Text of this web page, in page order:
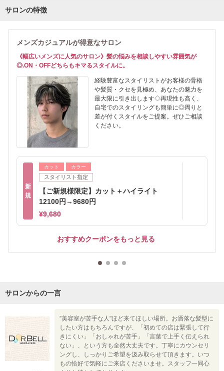
サロンの特徴
メンズカジュアルが得意なサロン
《幅広いメンズに人気のサロン》髪の悩みを相談しやすい雰囲気が
◎.ON・OFFどちらもキマるスタイルに。
経験豊富なスタイリストがお客様の骨格
や髪質・クセを見極め、あなたの魅力を
最大限に引き出します◇再現性も高く、
自宅でのスタイリングも簡単に◎周りと
差が付くスタイルをご提案。ぜひご相談
ください。
新
規
カット カラー
スタイリスト指定
【ご新規様限定】カット＋ハイライト
12100円→9680円
¥9,680
おすすめクーポンをもっと見る
サロンからの一言
”美容室が苦手な人"ほど来てほしい場所。お洒落な髪型に
したい方はもちろんですが、「初めての店は緊張して行
きにくい」「おしゃれが苦手」「言葉で上手く伝えられ
ない」、という方も全然大丈夫です。丁寧にカウンセリ
ングし、しっかりご希望を汲み取らせて頂きます。いつ
もの恰好で気軽にご来店くださいませ。スタッフ一同心